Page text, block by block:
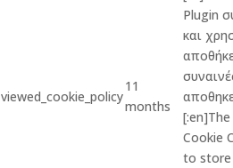
viewed_cookie_policy
11
months
Plugin
και
Cookie
to store